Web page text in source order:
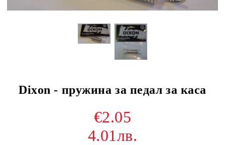
Dixon - пружина за педал за каса
€2.05
4.01лв.